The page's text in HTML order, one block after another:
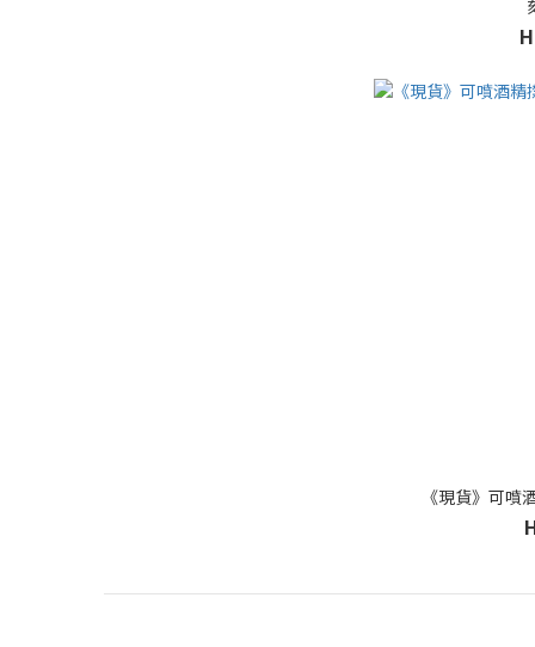
《現貨》可噴